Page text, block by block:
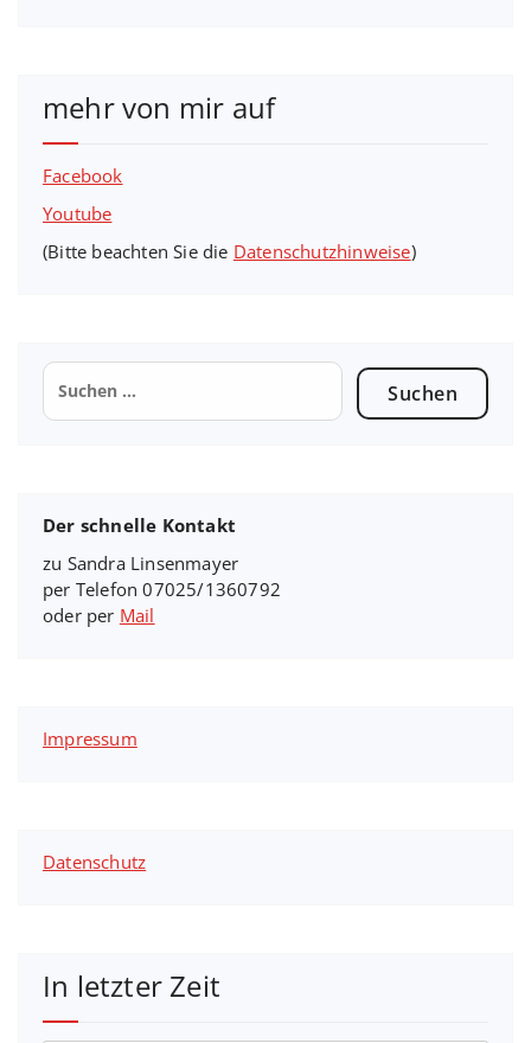
mehr von mir auf
Facebook
Youtube
(Bitte beachten Sie die Datenschutzhinweise)
Suchen
nach:
Der schnelle Kontakt
zu Sandra Linsenmayer
per Telefon 07025/1360792
oder per Mail
Impressum
Datenschutz
In letzter Zeit